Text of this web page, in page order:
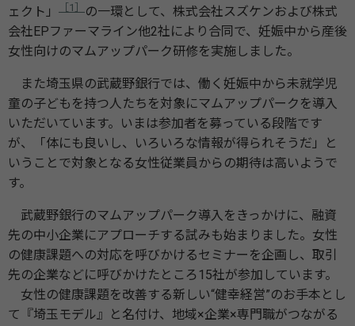
ェクト」
［1］
の一環として、株式会社スズケンおよび株式
会社EPファーマライン他2社により合同で、妊娠中から産後
女性向けのマムアップパーク研修を実施しました。
また埼玉県の武蔵野銀行では、働く妊娠中から未就学児
童の子どもを持つ人たちを対象にマムアップパークを導入
いただいています。いまは参加者を募っている段階です
が、「体にも良いし、いろいろな情報が得られそうだ」と
いうことで対象となる女性従業員からの期待は高いようで
す。
武蔵野銀行のマムアップパーク導入をきっかけに、融資
先の中小企業にアプローチする試みも始まりました。女性
の健康課題への対応を呼びかけるセミナーを企画し、取引
先の企業などに呼びかけたところ15社が参加しています。
女性の健康課題を改善する新しい“健幸経営”のお手本とし
て『埼玉モデル』と名付け、地域×企業×専門職がつながる